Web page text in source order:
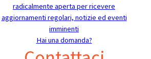
radicalmente aperta per ricevere
aggiornamenti regolari, notizie ed eventi
imminenti
Hai una domanda?